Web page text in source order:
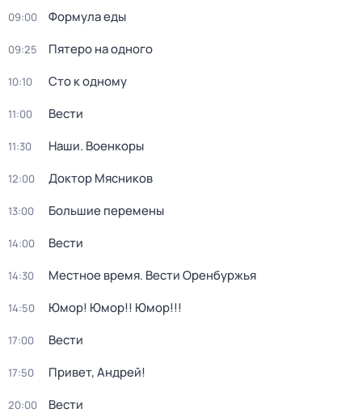
09:00 Формула еды
09:25 Пятеро на одного
10:10 Сто к одному
11:00 Вести
11:30 Наши. Военкоры
12:00 Доктор Мясников
13:00 Большие перемены
14:00 Вести
14:30 Местное время. Вести Оренбуржья
14:50 Юмор! Юмор!! Юмор!!!
17:00 Вести
17:50 Привет, Андрей!
20:00 Вести